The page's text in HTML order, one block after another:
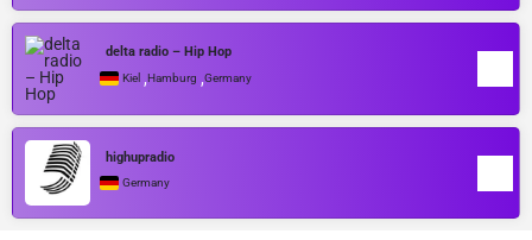
delta radio – Hip Hop
Kiel ,Hamburg ,Germany
highupradio
Germany